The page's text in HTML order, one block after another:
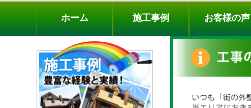
ホーム 施工事例 お客様の声